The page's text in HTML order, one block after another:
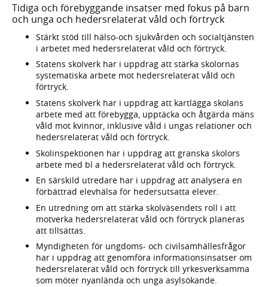
Tidiga och förebyggande insatser med fokus på barn
och unga och hedersrelaterat våld och förtryck
Stärkt stöd till hälso-och sjukvården och socialtjänsten
i arbetet med hedersrelaterat våld och förtryck.
Statens skolverk har i uppdrag att stärka skolornas
systematiska arbete mot hedersrelaterat våld och
förtryck.
Statens skolverk har i uppdrag att kartlägga skolans
arbete med att förebygga, upptäcka och åtgärda mäns
våld mot kvinnor, inklusive våld i ungas relationer och
hedersrelaterat våld och förtryck.
Skolinspektionen har i uppdrag att granska skolors
arbete med bl a hedersrelaterat våld och förtryck.
En särskild utredare har i uppdrag att analysera en
förbättrad elevhälsa för hedersutsatta elever.
En utredning om att stärka skolväsendets roll i att
motverka hedersrelaterat våld och förtryck planeras
att tillsättas.
Myndigheten för ungdoms- och civilsamhällesfrågor
har i uppdrag att genomföra informationsinsatser om
hedersrelaterat våld och förtryck till yrkesverksamma
som möter nyanlända och unga asylsökande.